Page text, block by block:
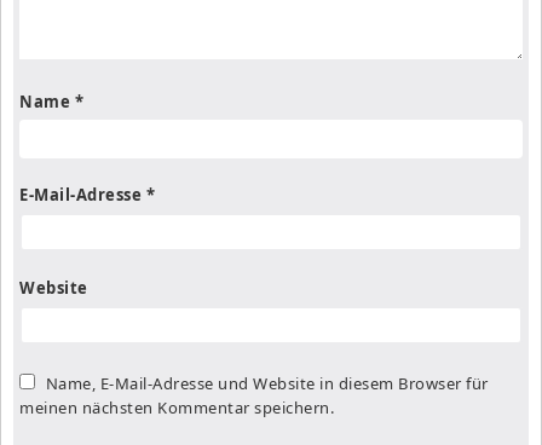
Name *
E-Mail-Adresse *
Website
Name, E-Mail-Adresse und Website in diesem Browser für
meinen nächsten Kommentar speichern.